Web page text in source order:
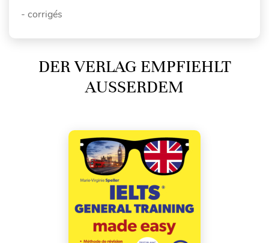
- corrigés
DER VERLAG EMPFIEHLT
AUSSERDEM